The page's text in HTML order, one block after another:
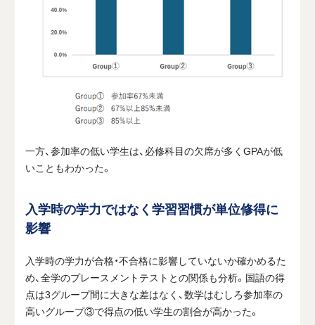
一方、参加率の低い学生は、必修科目の欠席が多くGPAが低
いこともわかった。
入学時の学力ではなく学習習慣が単位修得に
影響
入学時の学力が合格・不合格に影響していないか確かめるた
め、全学のプレースメントテストとの関係も分析。国語の得
点は3グループ間に大きな差はなく、数学はむしろ参加率の
高いグループ③で得点の低い学生の割合が高かった。